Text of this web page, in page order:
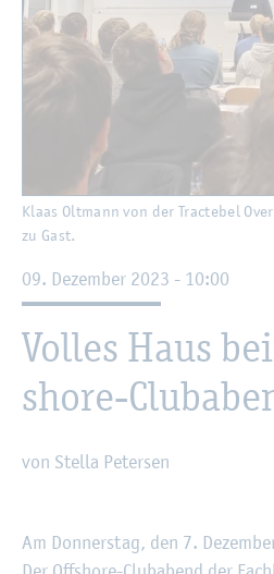
Klaas Olt­mann von der Trac­te­bel
zu Gast.
09. De­zem­ber 2023 - 10:00
Vol­les Haus
shore-
von Stel­la Pe­ter­sen
Am Don­ners­tag, den 7.
©